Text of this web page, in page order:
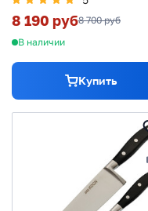
8 190 руб8 700 руб
В наличии
Купить